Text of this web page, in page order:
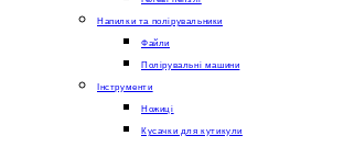
Напилки та полірувальники
Файли
Полірувальні машини
Інструменти
Ножиці
Кусачки для кутикули